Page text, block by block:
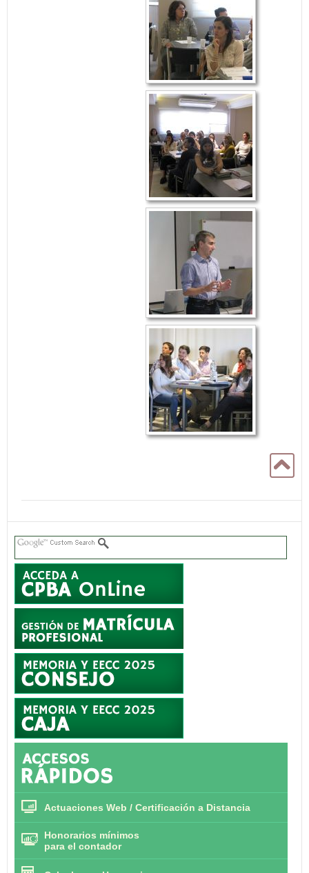
Actuaciones Web / Certificación a Distancia
Honorarios mínimos
para el contador